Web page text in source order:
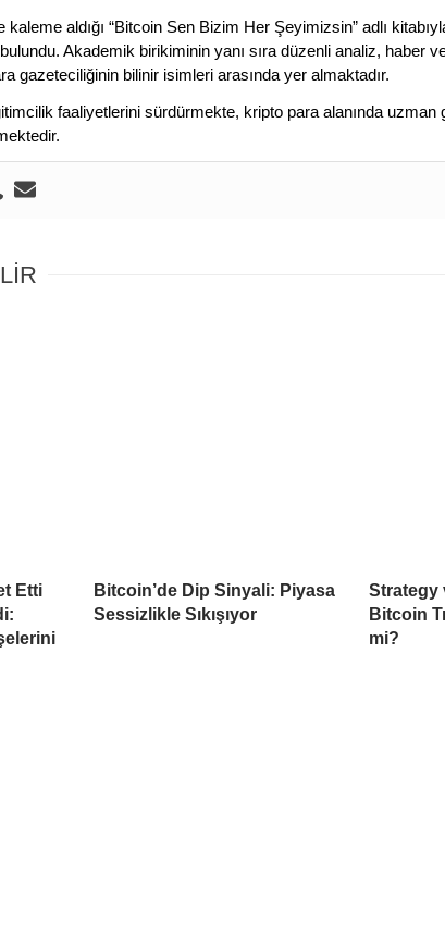
kaleme aldığı “Bitcoin Sen Bizim Her Şeyimizsin” adlı
Akademik birikiminin yanı sıra düzenli analiz, haber
gazeteciliğinin bilinir isimleri arasında yer almaktadır.
faaliyetlerini sürdürmekte, kripto para alanında uzman
Etti
Bitcoin’de Dip Sinyali: Piyasa
Sessizlikle Sıkışıyor
Strategy
Bitcoin
mi?